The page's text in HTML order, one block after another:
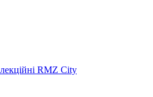
RMZ City